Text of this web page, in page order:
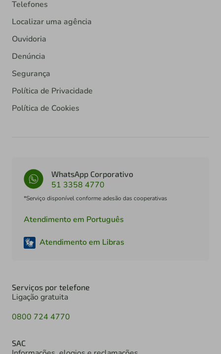
Telefones
Localizar uma agência
Ouvidoria
Denúncia
Segurança
Política de Privacidade
Política de Cookies
WhatsApp Corporativo
51 3358 4770
*Serviço disponível conforme adesão das cooperativas
Atendimento em Português
Atendimento em Libras
Serviços por telefone
Ligação gratuita
0800 724 4770
SAC